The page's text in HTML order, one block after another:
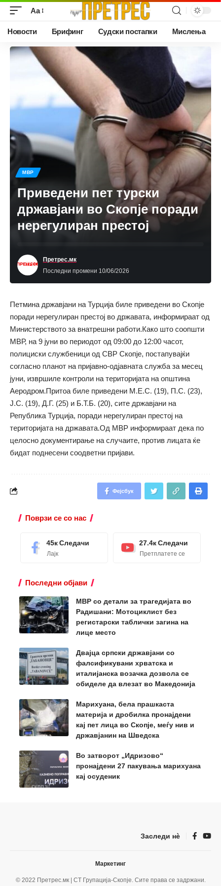
Аа
Новости Брифинг Судски постапки Мислења
МВР
Приведени пет турски
државјани во Скопје поради
нерегулиран престој
Последни промени 10/06/2026
Претрес.мк
Петмина државјани на Турција биле приведени во Скопје
поради нерегулиран престој во државата, информираат од
Министерството за внатрешни работи.Како што соопшти
МВР, на 9 јуни во периодот од 09:00 до 12:00 часот,
полициски службеници од СВР Скопје, постапувајќи
согласно планот на пријавно-одјавната служба за месец
јуни, извршиле контроли на територијата на општина
Аеродром.Притоа биле приведени М.Е.С. (19), П.С. (23),
Ј.С. (19), Д.Г. (25) и Б.Т.Б. (20), сите државјани на
Република Турција, поради нерегулиран престој на
територијата на државата.Од МВР информираат дека по
целосно документирање на случаите, против лицата ќе
бидат поднесени соодветни пријави.
Фејсбук
Поврзи се со нас
45к Следачи
Лајк
27.4к Следачи
Претплатете се
Последни објави
МВР со детали за трагедијата во
Радишани: Мотоциклист без
регистарски таблички загина на
лице место
Двајца српски државјани со
фалсификувани хрватска и
италијанска возачка дозвола се
обиделе да влезат во Македонија
Марихуана, бела прашкаста
материја и дробилка пронајдени
кај пет лица во Скопје, меѓу нив и
државјанин на Шведска
Во затворот „Идризово“
пронајдени 27 пакувања марихуана
кај осуденик
Заследи нѐ
© 2022 Претрес.мк | СТ Групација-Скопје. Сите права се задржани.
Маркетинг